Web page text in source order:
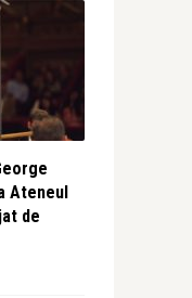
Ateneul
de